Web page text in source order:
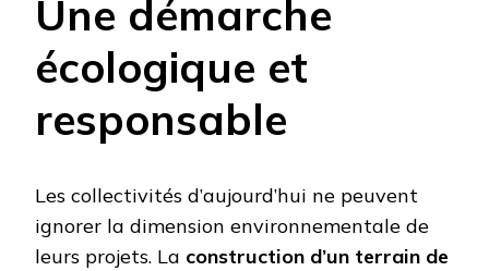
Une démarche
écologique et
responsable
Les collectivités d’aujourd’hui ne peuvent
ignorer la dimension environnementale de
leurs projets. La construction d’un terrain de